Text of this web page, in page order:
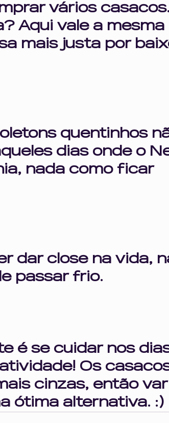
vários
Aqui vale a mesma
mais justa por
quentinhos
dias onde o
nada como ficar
dar close na vida,
passar frio.
é se cuidar nos
Os
cinzas, então
ótima alternativa. :)